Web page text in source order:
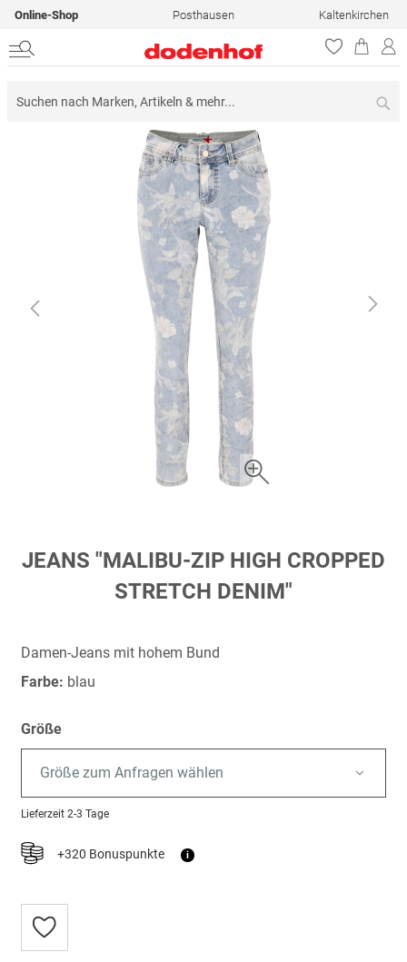
Online-Shop Posthausen Kaltenkirchen
Zum
Anfang
JEANS "MALIBU-ZIP HIGH CROPPED
STRETCH DENIM"
Damen-Jeans mit hohem Bund
Farbe: blau
Größe
Größe zum Anfragen wählen
Lieferzeit 2-3 Tage
+320 Bonuspunkte i
Zur
Wunschliste